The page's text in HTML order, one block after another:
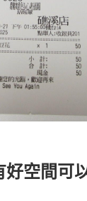
好空間可